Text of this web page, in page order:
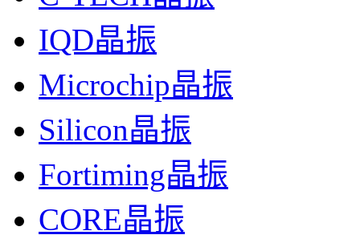
IQD晶振
Microchip晶振
Silicon晶振
Fortiming晶振
CORE晶振